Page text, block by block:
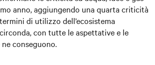
anno, aggiungendo una quarta criticità
di utilizzo dell’ecosistema
con tutte le aspettative e le
conseguono.